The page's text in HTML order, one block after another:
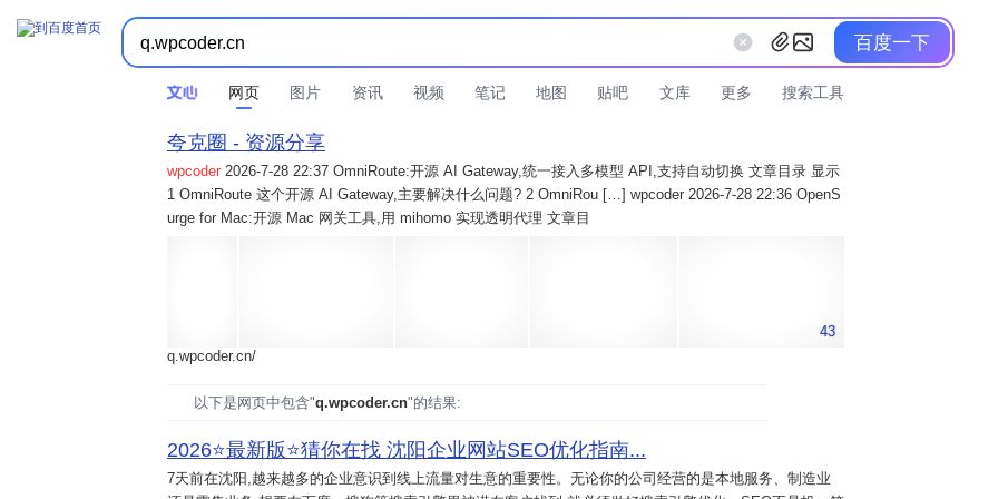
百度一下
网页 图片 资讯 视频 笔记 地图 贴吧 文库 更多 搜索工具
夸克圈 - 资源分享
wpcoder 2026-7-28 22:37 OmniRoute:开源 AI Gateway,统一接入多模型 API,支持自动切换 文章目录 显示
1 OmniRoute 这个开源 AI Gateway,主要解决什么问题? 2 OmniRou […] wpcoder 2026-7-28 22:36 OpenS
urge for Mac:开源 Mac 网关工具,用 mihomo 实现透明代理 文章目
43
q.wpcoder.cn/
以下是网页中包含"q.wpcoder.cn"的结果:
2026⭐️最新版⭐️猜你在找 沈阳企业网站SEO优化指南...
7天前在沈阳,越来越多的企业意识到线上流量对生意的重要性。无论你的公司经营的是本地服务、制造业